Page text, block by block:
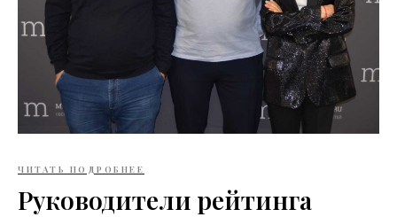
ЧИТАТЬ ПОДРОБНЕЕ
Руководители рейтинга